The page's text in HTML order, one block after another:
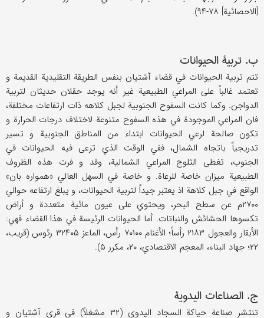
[الاحصائیة] ۷۸-۹۴).
ب. تربیة الحیوانات
تتم تربیة الحیوانات في قضاء آشتیان بنفس الطریقة التقلیدیة القدیمة و
تعتمد غالباً علی المراعي الطبیعیة غیر أنه یوجد حقلان حدیثان لتربیة
الدواجن. وکما کانت السفوح الجنوبیة لجبل کلاهه ذات ارتفاعات مختلفة،
فان المراعي الموجودة في هذه السفوح متنوعة لاختلاف درجات الحرارة و
تکون صالحة لرعي الحیوانات ابتداء من المناطق الجنوبیة و تسیر
تدریجیاً باتجاه الشمال، ففي الوقت الذي ترعی فیه الحیوانات في
الجنوب، تغطی الثلوج المراعي الشمالیة، وقد و فرت هذه الظروف
الطبیعیة میزان خاصة للرعاة. و خاصة في السهل العالي «همواره بان»
الواقع في جبل کلاهة اذ یعتبر جیداً لتربیة الحیوانات، و یبلغ ارتفاعه حوالي
۲۷۰۰م عن سطح البحر، ویحتوي علی عیون مائیة متعددة و أراض
تکسوها الحشائش والنباتات. أما الحیوانات الرئیسة في هذا القضاء فهي:
الأبقار والعجول ۲۱۸۳ رأساً؛ الأغنام ۷۰۱۰۰ رأس، الماعز ۳۲۴۰۵ رئوس (قریب،
۲۲؛ جهاد البناء، المعجم الاقتصادي، ۲۰، مکرر ۵).
ج. الصناعات الیدویة
تنتشر صناعة حیاکة السجاد الیدوي (۳۲ مشغلاً) في قری آشتیان و